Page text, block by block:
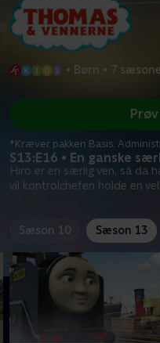
• Børn • 7
S13:E16 • En ganske
Hiro er en særlig ven, så da
vil kontrolchefen holde en
*Kræver pakken Basis.
Sæson 10 Sæson 13